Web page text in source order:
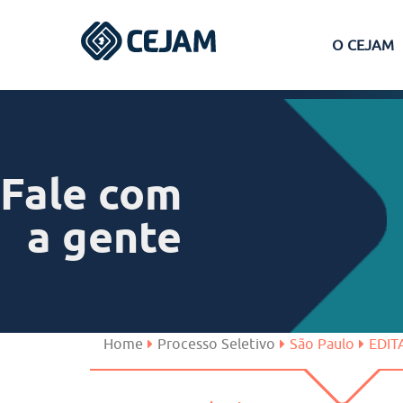
O CEJAM
Ferraz de Vasconcelos
São José dos Campos
Fale com
a gente
Home Processo Seletivo São Paulo